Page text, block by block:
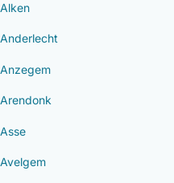
Alken
Anderlecht
Anzegem
Arendonk
Asse
Avelgem